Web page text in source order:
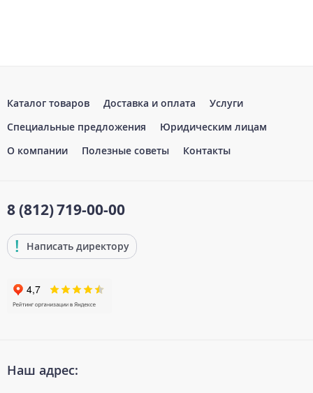
Каталог товаров Доставка и оплата
Услуги
Специальные предложения
Юридическим лицам
О компании
Полезные советы Контакты
8 (812)719-00-00
Написать директору
Наш адрес: